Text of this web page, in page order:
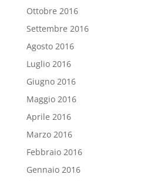
Ottobre 2016
Settembre 2016
Agosto 2016
Luglio 2016
Giugno 2016
Maggio 2016
Aprile 2016
Marzo 2016
Febbraio 2016
Gennaio 2016